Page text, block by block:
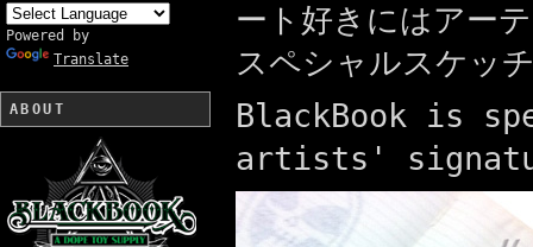
Powered by
Translate
ABOUT
ート好きにはアー
スペシャルスケッ
BlackBook is
artists'